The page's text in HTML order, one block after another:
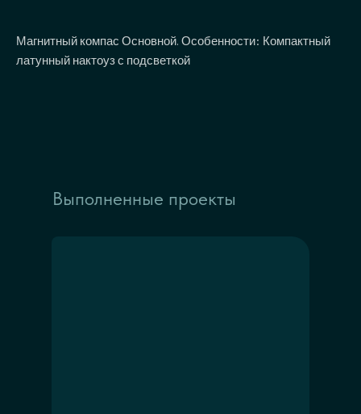
Магнитный компас Основной. Особенности: Компактный
латунный нактоуз с подсветкой
Выполненные проекты